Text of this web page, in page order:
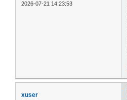
2026-07-21 14:23:53
xuser